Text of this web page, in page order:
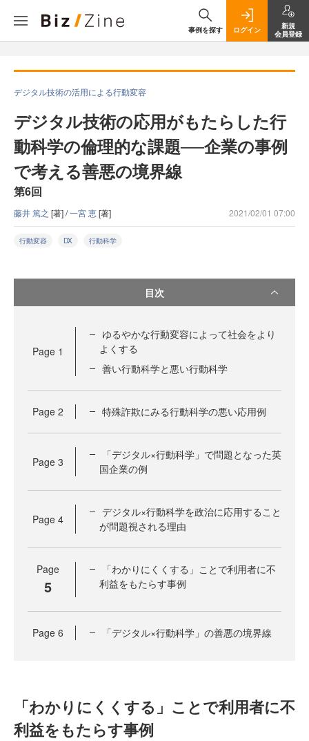
事例を探す ログイン
新規
会員登録
デジタル技術の活用による行動変容
デジタル技術の応用がもたらした行
動科学の倫理的な課題──企業の事例
で考える善悪の境界線
第6回
藤井 篤之 [著] /一宮 恵[著] 2021/02/01 07:00
行動変容 DX 行動科学
目次
Page 1
ゆるやかな行動変容によって社会をより
よくする
善い行動科学と悪い行動科学
Page 2 特殊詐欺にみる行動科学の悪い応用例
Page 3
「デジタル×行動科学」で問題となった英
国企業の例
Page 4
デジタル×行動科学を政治に応用すること
が問題視される理由
Page
5
「わかりにくくする」ことで利用者に不
利益をもたらす事例
Page 6 「デジタル×行動科学」の善悪の境界線
「わかりにくくする」ことで利用者に不
利益をもたらす事例